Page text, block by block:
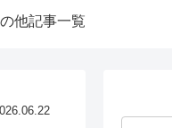
他記事一覧